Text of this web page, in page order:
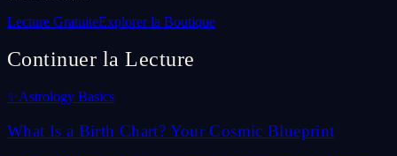
Lecture GratuiteExplorer la Boutique
Continuer la Lecture
✨Astrology Basics
What Is a Birth Chart? Your Cosmic Blueprint